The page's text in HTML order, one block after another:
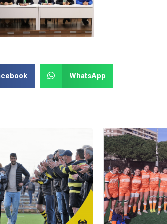
WhatsApp